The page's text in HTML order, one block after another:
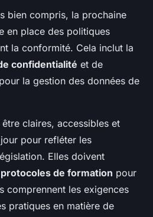
bien compris, la prochaine
en place des politiques
la conformité. Cela inclut la
confidentialité et de
pour la gestion des données de
claires, accessibles et
pour refléter les
Elles doivent
protocoles de formation pour
comprennent les exigences
pratiques en matière de